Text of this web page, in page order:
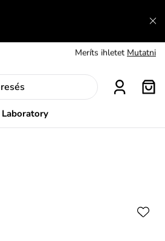
Laboratory
csere és visszaküldés Megtekintés